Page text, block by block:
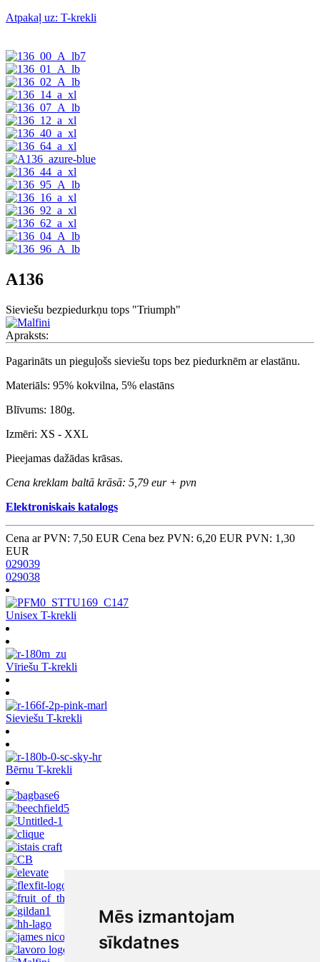
Mēs izmantojam
sīkdatnes
Atpakaļ uz: T-krekli
A136
Sieviešu bezpiedurkņu tops "Triumph"
Apraksts:
Pagarināts un pieguļošs sieviešu tops bez piedurknēm ar elastānu.
Materiāls: 95% kokvilna, 5% elastāns
Blīvums: 180g.
Izmēri: XS - XXL
Pieejamas dažādas krāsas.
Cena kreklam baltā krāsā: 5,79 eur + pvn
Elektroniskais katalogs
Cena ar PVN: 7,50 EUR Cena bez PVN: 6,20 EUR PVN: 1,30
EUR
029039
029038
Unisex T-krekli
Vīriešu T-krekli
Sieviešu T-krekli
Bērnu T-krekli